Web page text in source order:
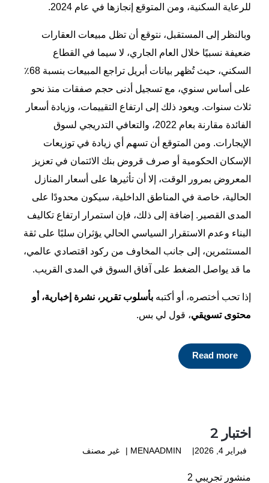
للرعاية السكنية، ومن المتوقع إنجازها في عام 2024.
وبالنظر إلى المستقبل، نتوقع أن تظل مبيعات العقارات
ضعيفة نسبيًا خلال العام الجاري، لا سيما في القطاع
السكني، حيث تُظهر بيانات أبريل تراجع المبيعات بنسبة 68٪
على أساس سنوي، مع تسجيل أدنى حجم صفقات منذ نحو
ثلاث سنوات. ويعود ذلك إلى ارتفاع التقييمات، وزيادة أسعار
الفائدة مقارنة بعام 2022، والتعافي التدريجي لسوق
الإيجارات. ومن المتوقع أن تسهم أي زيادة في توزيعات
الإسكان الحكومية أو صرف قروض بنك الائتمان في تعزيز
المعروض بمرور الوقت، إلا أن تأثيرها على أسعار المنازل
الحالية، خاصة في المناطق الداخلية، سيكون محدودًا على
المدى القصير. إضافة إلى ذلك، فإن استمرار ارتفاع تكاليف
البناء وعدم الاستقرار السياسي الحالي يؤثران سلبًا على ثقة
المستثمرين، إلى جانب المخاوف من ركود اقتصادي عالمي،
ما قد يواصل الضغط على آفاق السوق في المدى القريب.
إذا تحب أختصره، أو أكتبه بأسلوب تقرير، نشرة إخبارية، أو
محتوى تسويقي، قول لي بس.
Read more
اختبار 2
فبراير 4, 2026 MENAADMIN غير مصنف
منشور تجريبي 2